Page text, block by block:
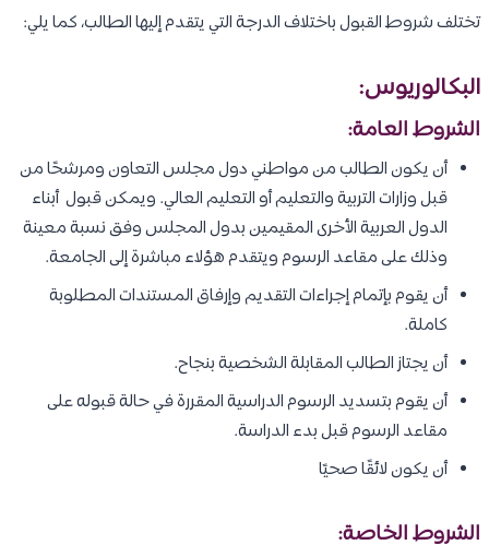
تختلف شروط القبول باختلاف الدرجة التي يتقدم إليها الطالب، كما يلي:
البكالوريوس:
الشروط العامة:
​​أن يكون الطالب من مواطني دول مجلس التعاون ومرشحًا من
قبل وزارات التربية والتعليم أو التعليم العالي. ويمكن قبول أبناء
الدول العربية الأخرى المقيمين بدول المجلس وفق نسبة معينة
وذلك على مقاعد الرسوم ويتقدم هؤلاء مباشرة إلى الجامعة.
أن يقوم بإتمام إجراءات التقديم وإرفاق المستندات المطلوبة
كاملة.
أن يجتاز الطالب المقابلة الشخصية​ بنجاح​.​
أن يقوم بتسديد الرسوم الدراسية المقررة في حالة قبوله على
مقاعد الرسو​م قبل بدء الدراسة.
أن يكون لائقًا صحيًا
الشروط الخاصة: